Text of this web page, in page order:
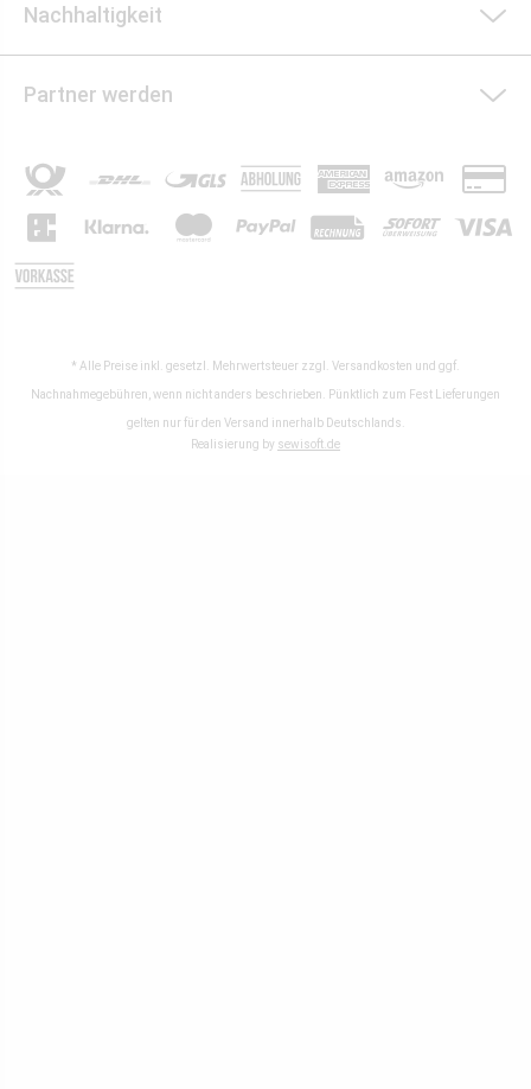
Nachhaltigkeit
Partner werden
* Alle Preise inkl. gesetzl. Mehrwertsteuer zzgl. Versandkosten und ggf.
Nachnahmegebühren, wenn nicht anders beschrieben. Pünktlich zum Fest Lieferungen
gelten nur für den Versand innerhalb Deutschlands.
Realisierung by sewisoft.de